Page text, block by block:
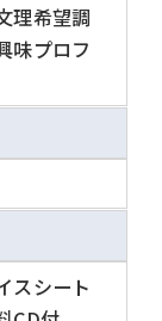
理希望調
味プロフ
スシート